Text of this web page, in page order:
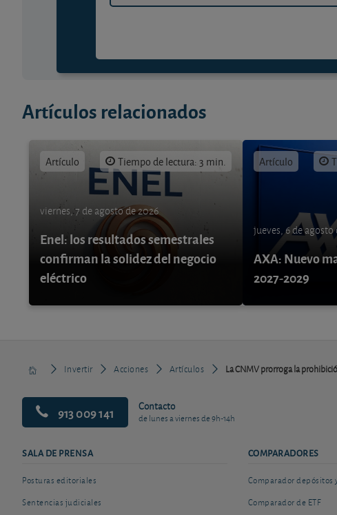
Artículos relacionados
Artículo Tiempo de lectura: 3 min.
viernes, 7 de agosto de 2026
Enel: los resultados semestrales
confirman la solidez del negocio
eléctrico
Artículo
jueves, 6 de agosto
AXA: Nuevo
2027-2029
Invertir Acciones Artículos La CNMV prorroga la
913 009 141 Contacto
de lunes a viernes de 9h-14h
SALA DE PRENSA
Posturas editoriales
Sentencias judiciales
COMPARADORES
Comparador depósitos
Comparador de ETF